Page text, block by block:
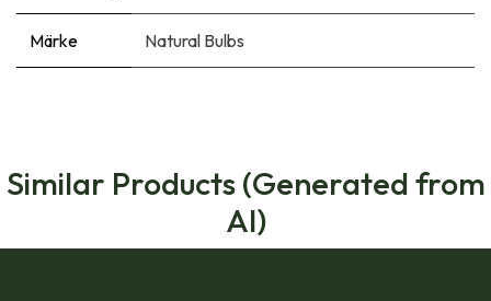
Märke Natural Bulbs
Similar Products (Generated from
AI)